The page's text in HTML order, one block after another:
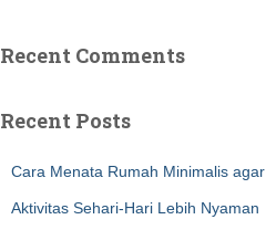
Recent Comments
Recent Posts
Cara Menata Rumah Minimalis agar
Aktivitas Sehari-Hari Lebih Nyaman